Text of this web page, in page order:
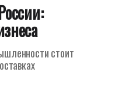
стоит